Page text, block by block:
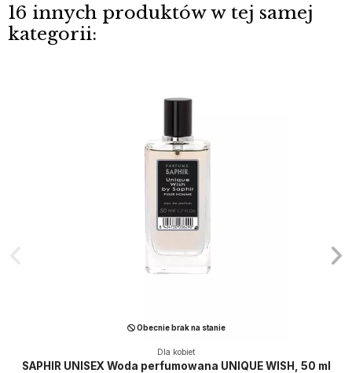
16 innych produktów w tej samej
kategorii:
Obecnie brak na stanie
Dla kobiet
SAPHIR UNISEX Woda perfumowana UNIQUE WISH, 50 ml